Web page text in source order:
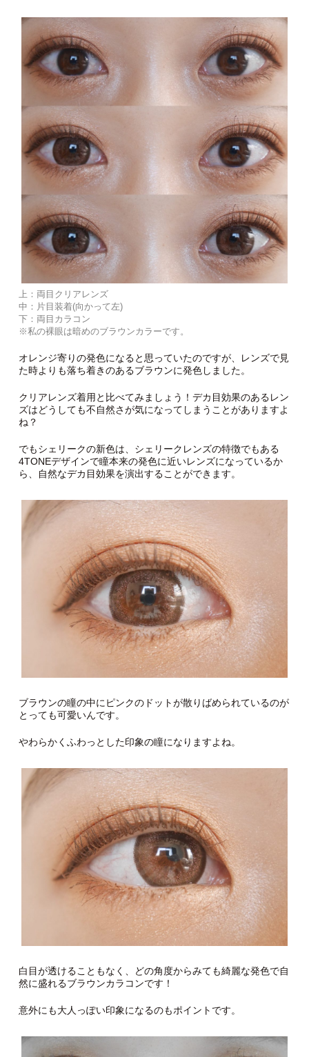
上：両目クリアレンズ
中：片目装着(向かって左)
下：両目カラコン
※私の裸眼は暗めのブラウンカラーです。
オレンジ寄りの発色になると思っていたのですが、レンズで見
た時よりも落ち着きのあるブラウンに発色しました。
クリアレンズ着用と比べてみましょう！デカ目効果のあるレン
ズはどうしても不自然さが気になってしまうことがありますよ
ね？
でもシェリークの新色は、シェリークレンズの特徴でもある
4TONEデザインで瞳本来の発色に近いレンズになっているか
ら、自然なデカ目効果を演出することができます。
ブラウンの瞳の中にピンクのドットが散りばめられているのが
とっても可愛いんです。
やわらかくふわっとした印象の瞳になりますよね。
白目が透けることもなく、どの角度からみても綺麗な発色で自
然に盛れるブラウンカラコンです！
意外にも大人っぽい印象になるのもポイントです。